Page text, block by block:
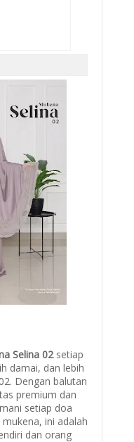
Selina 02 setiap
damai, dan lebih
Dengan balutan
premium dan
setiap doa
ini adalah
dan orang